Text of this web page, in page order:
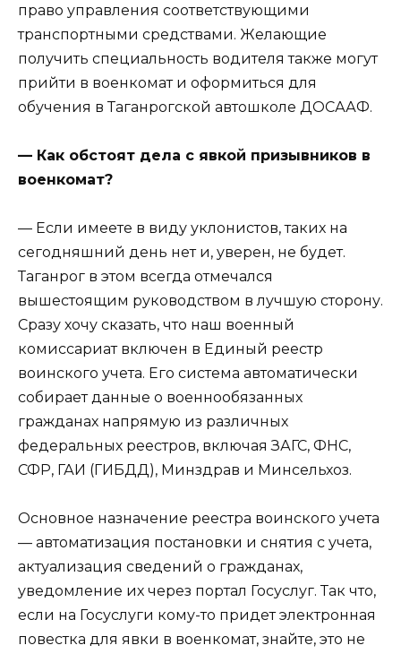
право управления соответствующими
транспортными средствами. Желающие
получить специальность водителя также могут
прийти в военкомат и оформиться для
обучения в Таганрогской автошколе ДОСААФ.
— Как обстоят дела с явкой призывников в
военкомат?
— Если имеете в виду уклонистов, таких на
сегодняшний день нет и, уверен, не будет.
Таганрог в этом всегда отмечался
вышестоящим руководством в лучшую сторону.
Сразу хочу сказать, что наш военный
комиссариат включен в Единый реестр
воинского учета. Его система автоматически
собирает данные о военнообязанных
гражданах напрямую из различных
федеральных реестров, включая ЗАГС, ФНС,
СФР, ГАИ (ГИБДД), Минздрав и Минсельхоз.
Основное назначение реестра воинского учета
— автоматизация постановки и снятия с учета,
актуализация сведений о гражданах,
уведомление их через портал Госуслуг. Так что,
если на Госуслуги кому-то придет электронная
повестка для явки в военкомат, знайте, это не